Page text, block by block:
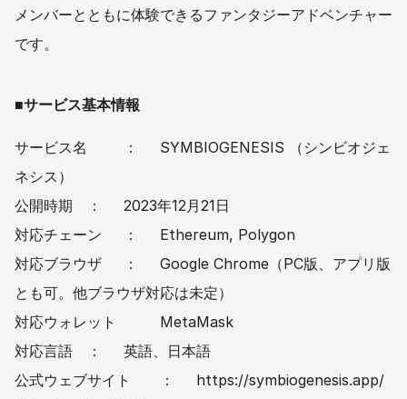
メンバーとともに体験できるファンタジーアドベンチャー
です。
■サービス基本情報
サービス名	：	SYMBIOGENESIS （シンビオジェ
ネシス）
公開時期	：	2023年12月21日
対応チェーン	：	Ethereum, Polygon
対応ブラウザ	：	Google Chrome（PC版、アプリ版
とも可。他ブラウザ対応は未定）
対応ウォレット		MetaMask
対応言語	：	英語、日本語
公式ウェブサイト	：	https://symbiogenesis.app/